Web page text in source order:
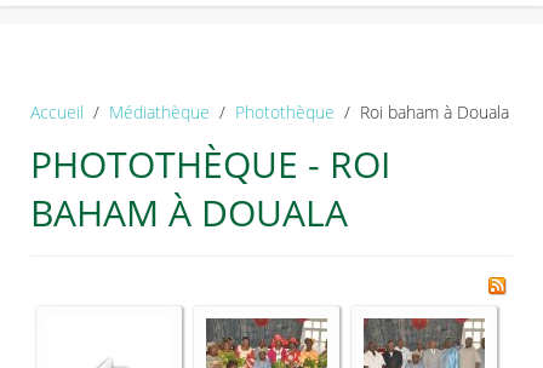
Accueil Médiathèque Photothèque Roi baham à Douala
PHOTOTHÈQUE - ROI
BAHAM À DOUALA